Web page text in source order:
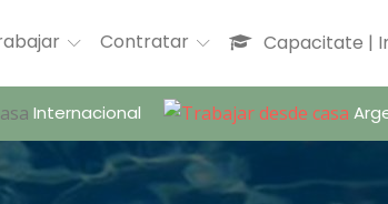
Contratar Capacitate |
Internacional